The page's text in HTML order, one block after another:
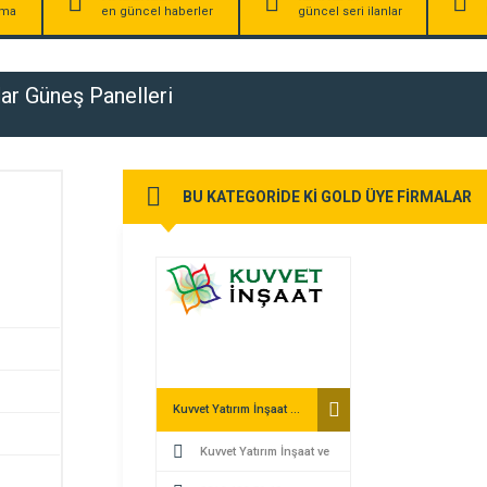
en güncel haberler güncel seri ilanlar
Güneş Panelleri
BU KATEGORİDE Kİ GOLD ÜYE FİRMALAR
Kuvvet Yatırım İnşaat ve Enerji
Kuvvet Yatırım İnşaat ve